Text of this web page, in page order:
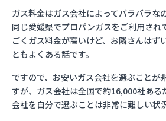
ガス料金はガス会社によってバラバラな
同じ愛媛県でプロパンガスをご利用され
ごくガス料金が高いけど、お隣さんはず
ともよくある話です。
ですので、お安いガス会社を選ぶことが
すが、ガス会社は全国で約16,000社ある
会社を自分で選ぶことは非常に難しい状